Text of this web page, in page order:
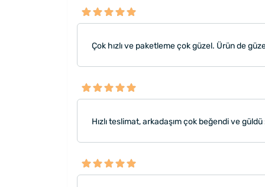
Çok hızlı ve paketleme çok güzel. Ürün de
Hızlı teslimat, arkadaşım çok beğendi ve güldü